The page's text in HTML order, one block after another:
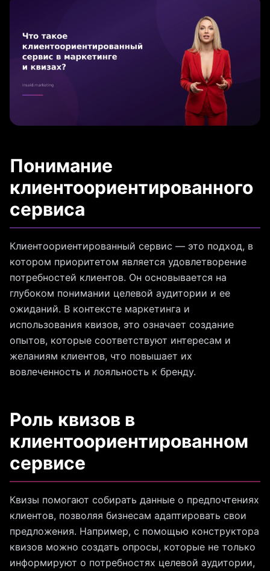
Понимание
клиентоориентированного
сервиса
Клиентоориентированный сервис — это подход, в
котором приоритетом является удовлетворение
потребностей клиентов. Он основывается на
глубоком понимании целевой аудитории и ее
ожиданий. В контексте маркетинга и
использования квизов, это означает создание
опытов, которые соответствуют интересам и
желаниям клиентов, что повышает их
вовлеченность и лояльность к бренду.
Роль квизов в
клиентоориентированном
сервисе
Квизы помогают собирать данные о предпочтениях
клиентов, позволяя бизнесам адаптировать свои
предложения. Например, с помощью конструктора
квизов можно создать опросы, которые не только
информируют о потребностях целевой аудитории,